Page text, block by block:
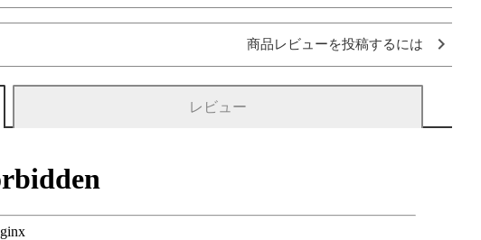
商品レビューを投稿するには
レビュー